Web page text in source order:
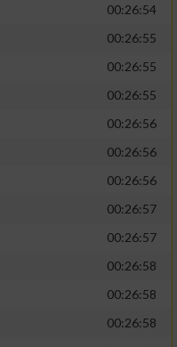
00:26:54
00:26:55
00:26:55
00:26:55
00:26:56
00:26:56
00:26:56
00:26:57
00:26:57
00:26:58
00:26:58
00:26:58